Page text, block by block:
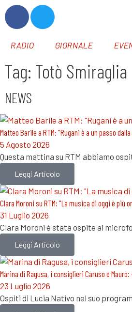
RADIO GIORNALE
Tag: Totò Smiraglia
NEWS
Matteo Barile a RTM: "Rugani è a un passo
5 Agosto 2026
Questa mattina su RTM abbiamo
Leggi Articolo
Clara Moroni su RTM: "La musica di oggi è più
31 Luglio 2026
Clara Moroni è stata ospite ai
Leggi Articolo
Marina di Ragusa, i consiglieri Caruso e
23 Luglio 2026
Ospiti di Lucia Nativo nel suo